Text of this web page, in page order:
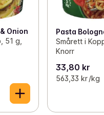
Onion
51 g,
Pasta
Smårett i
Knorr
33,80 kr
563,33 kr /kg